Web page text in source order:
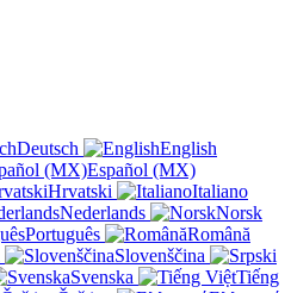
Deutsch
English
Español (MX)
Hrvatski
Italiano
Nederlands
Norsk
Português
Română
Slovenščina
Svenska
Tiếng